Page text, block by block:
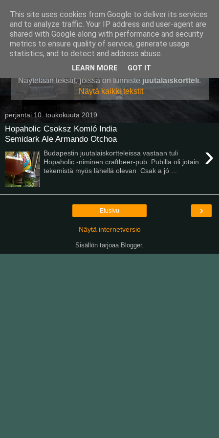
Pullollinen
Näytetään tekstit, joissa on tunniste juutalaiskortteli.
Näytä kaikki tekstit
perjantai 10. toukokuuta 2019
Hopaholic Csoksz Komló India
Semidark Ale Armando Otchoa
›
Budapestin juutalaiskortteleissa vastaan tuli
Hopaholic -niminen craftbeer-pub. Pubilla oli jotain
tekemistä myös lähellä olevan Csak a jó ...
›
Etusivu
Näytä internetversio
Sisällön tarjoaa Blogger.
This site uses cookies from Google to deliver its services
and to analyze traffic. Your IP address and user-agent are
shared with Google along with performance and security
metrics to ensure quality of service, generate usage
statistics, and to detect and address abuse.
LEARN MORE GOT IT